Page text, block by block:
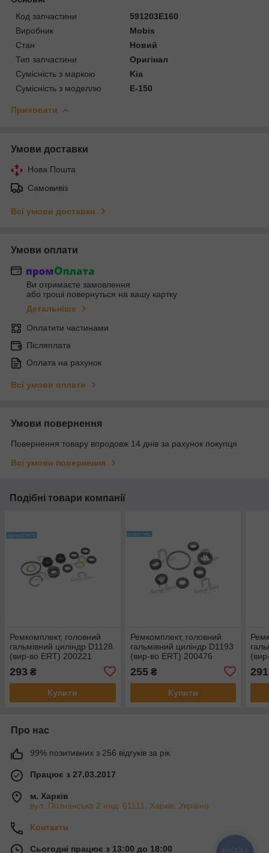
Код запчастини
591203E160
Виробник
Mobis
Стан
Новий
Тип запчастини
Оригінал
Сумісність з маркою
Kia
Сумісність з моделлю
E-150
Приховати
Умови доставки
Нова Пошта
Самовивіз
Всі умови доставки
Умови оплати
Ви отримаєте замовлення
або гроші повернуться на вашу картку
Детальніше
Оплатити частинами
Післяплата
Оплата на рахунок
Всі умови оплати
Умови повернення
Повернення товару впродовж 14 днів за рахунок покупця
Всі умови повернення
Подібні товари компанії
Ремкомплект, головний
гальмівний циліндр D1128
(вир-во ERT) 200221
293 ₴
Купити
Ремкомплект, головний
гальмівний циліндр D1193
(вир-во ERT) 200476
255₴
Купити
291
Про нас
99% позитивних з 256 відгуків за рік
Працює з 27.03.2017
м. Харків
вул. Познанська 2 инд. 61111, Харків, Україна
Контакти
Сьогодні працює з 13:00 до 18:00 КНОПКА